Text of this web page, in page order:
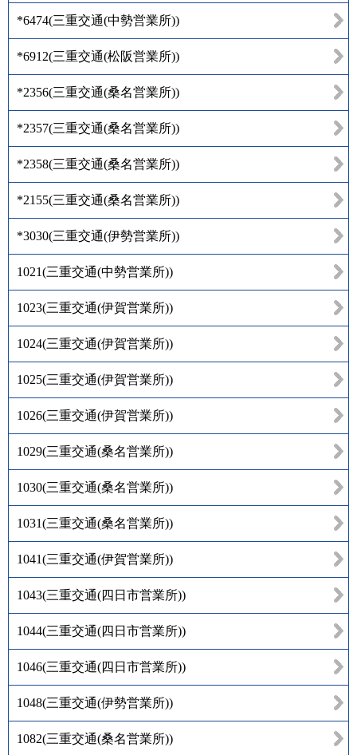
*6474(三重交通(中勢営業所))
*6912(三重交通(松阪営業所))
*2356(三重交通(桑名営業所))
*2357(三重交通(桑名営業所))
*2358(三重交通(桑名営業所))
*2155(三重交通(桑名営業所))
*3030(三重交通(伊勢営業所))
1021(三重交通(中勢営業所))
1023(三重交通(伊賀営業所))
1024(三重交通(伊賀営業所))
1025(三重交通(伊賀営業所))
1026(三重交通(伊賀営業所))
1029(三重交通(桑名営業所))
1030(三重交通(桑名営業所))
1031(三重交通(桑名営業所))
1041(三重交通(伊賀営業所))
1043(三重交通(四日市営業所))
1044(三重交通(四日市営業所))
1046(三重交通(四日市営業所))
1048(三重交通(伊勢営業所))
1082(三重交通(桑名営業所))